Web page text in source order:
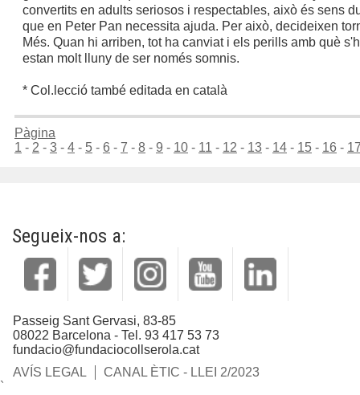
convertits en adults seriosos i respectables, això és sens
que en Peter Pan necessita ajuda. Per això, decideixen
Més. Quan hi arriben, tot ha canviat i els perills amb què
estan molt lluny de ser només somnis.
* Col.lecció també editada en català
Pàgina
1 - 2 - 3 - 4 - 5 - 6 - 7 - 8 - 9 - 10 - 11 - 12 - 13 - 14 - 15 - 16 -
Segueix-nos a:
Passeig Sant Gervasi, 83-85
08022 Barcelona - Tel. 93 417 53 73
fundacio@fundaciocollserola.cat
AVÍS LEGAL
CANAL ÈTIC - LLEI 2/2023
`